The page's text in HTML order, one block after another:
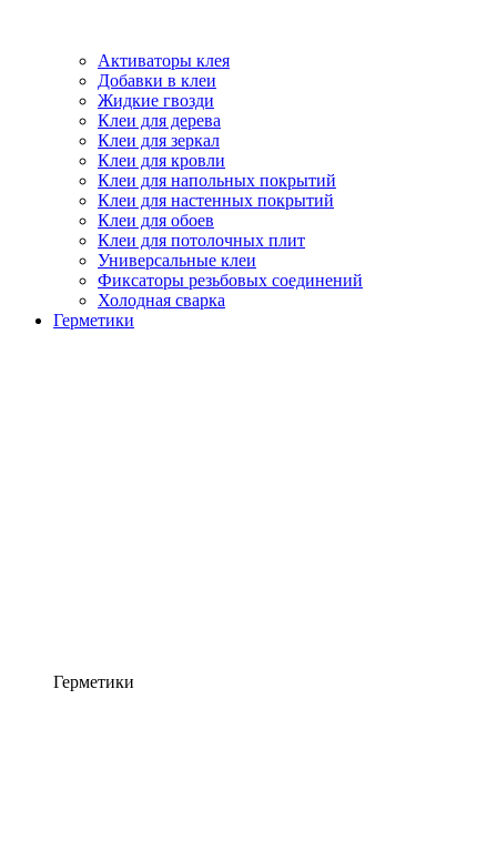
Активаторы клея
Добавки в клеи
Жидкие гвозди
Клеи для дерева
Клеи для зеркал
Клеи для кровли
Клеи для напольных покрытий
Клеи для настенных покрытий
Клеи для обоев
Клеи для потолочных плит
Универсальные клеи
Фиксаторы резьбовых соединений
Холодная сварка
Герметики
Герметики